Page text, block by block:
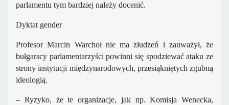
parlamentu tym bardziej należy docenić.
Dyktat gender
Profesor Marcin Warchoł nie ma złudzeń i zauważył, że
bułgarscy parlamentarzyści powinni się spodziewać ataku ze
strony instytucji międzynarodowych, przesiąkniętych zgubną
ideologią.
– Ryzyko, że te organizacje, jak np. Komisja Wenecka,